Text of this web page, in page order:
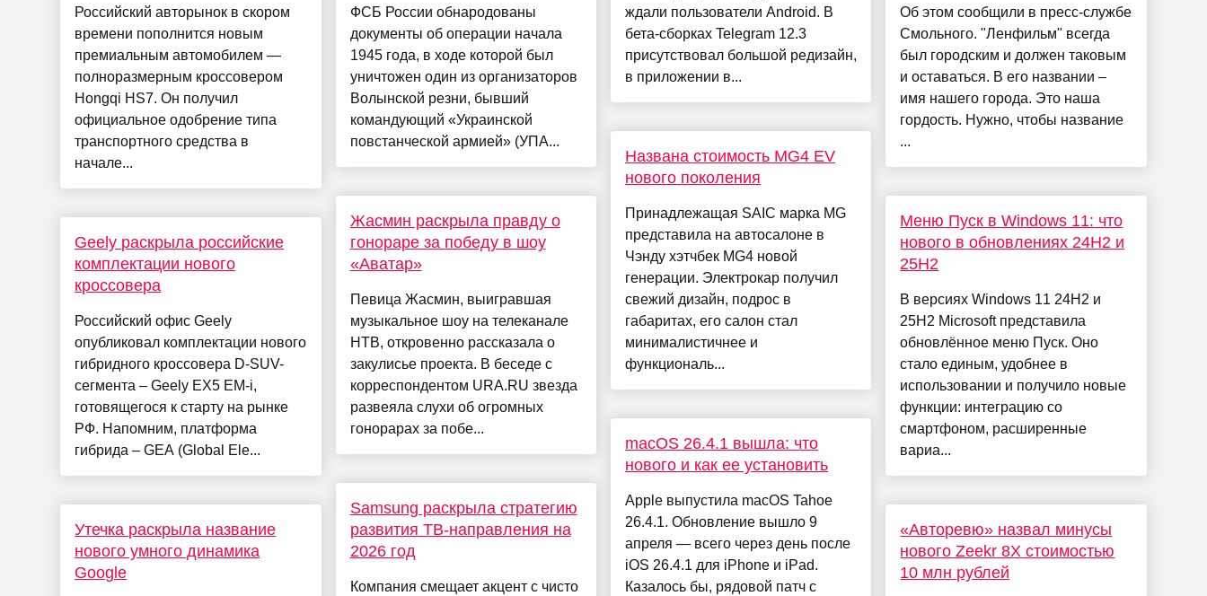
Российский авторынок в скором
времени пополнится новым
премиальным автомобилем —
полноразмерным кроссовером
Hongqi HS7. Он получил
официальное одобрение типа
транспортного средства в
начале...
Geely раскрыла российские
комплектации нового
кроссовера
Российский офис Geely
опубликовал комплектации нового
гибридного кроссовера D-SUV-
сегмента – Geely EX5 EM-i,
готовящегося к старту на рынке
РФ. Напомним, платформа
гибрида – GEA (Global Ele...
Утечка раскрыла название
нового умного динамика
Google
ФСБ России обнародованы
документы об операции начала
1945 года, в ходе которой был
уничтожен один из организаторов
Волынской резни, бывший
командующий «Украинской
повстанческой армией» (УПА...
Жасмин раскрыла правду о
гонораре за победу в шоу
«Аватар»
Певица Жасмин, выигравшая
музыкальное шоу на телеканале
НТВ, откровенно рассказала о
закулисье проекта. В беседе с
корреспондентом URA.RU звезда
развеяла слухи об огромных
гонорарах за побе...
Samsung раскрыла стратегию
развития ТВ-направления на
2026 год
Компания смещает акцент с чисто
ждали пользователи Android. В
бета-сборках Telegram 12.3
присутствовал большой редизайн,
в приложении в...
Названа стоимость MG4 EV
нового поколения
Принадлежащая SAIC марка MG
представила на автосалоне в
Чэнду хэтчбек MG4 новой
генерации. Электрокар получил
свежий дизайн, подрос в
габаритах, его салон стал
минималистичнее и
функциональ...
macOS 26.4.1 вышла: что
нового и как ее установить
Apple выпустила macOS Tahoe
26.4.1. Обновление вышло 9
апреля — всего через день после
iOS 26.4.1 для iPhone и iPad.
Казалось бы, рядовой патч с
Об этом сообщили в пресс-службе
Смольного. "Ленфильм" всегда
был городским и должен таковым
и оставаться. В его названии –
имя нашего города. Это наша
гордость. Нужно, чтобы название
...
Меню Пуск в Windows 11: что
нового в обновлениях 24H2 и
25H2
В версиях Windows 11 24H2 и
25H2 Microsoft представила
обновлённое меню Пуск. Оно
стало единым, удобнее в
использовании и получило новые
функции: интеграцию со
смартфоном, расширенные
вариа...
«Авторевю» назвал минусы
нового Zeekr 8X стоимостью
10 млн рублей